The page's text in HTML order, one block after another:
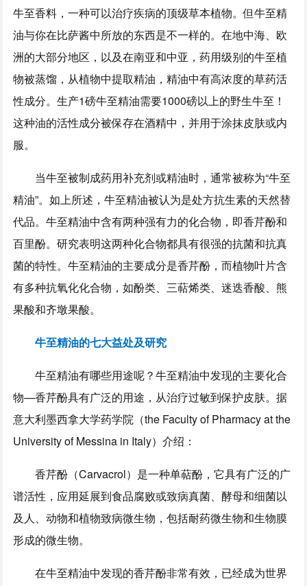
牛至香料，一种可以治疗疾病的顶级草本植物。但牛至精
油与你在比萨酱中所放的东西是不一样的。在地中海、欧
洲的大部分地区，以及在南亚和中亚，药用级别的牛至植
物被蒸馏，从植物中提取精油，精油中有高浓度的草药活
性成分。生产1磅牛至精油需要1000磅以上的野生牛至！
这种油的活性成分被保存在酒精中，并用于涂抹皮肤或内
服。
当牛至被制成药用补充剂或精油时，通常被称为“牛至
精油”。如上所述，牛至精油被认为是处方抗生素的天然替
代品。牛至精油中含有两种强有力的化合物，即香芹酚和
百里酚。研究表明这两种化合物都具有很强的抗菌和抗真
菌的特性。牛至精油的主要成分是香芹酚，而植物叶片含
有多种抗氧化化合物，如酚类、三萜烯类、迷迭香酸、熊
果酸和齐墩果酸。
牛至精油的七大益处及研究
牛至精油有哪些用途呢？牛至精油中发现的主要化合
物—香芹酚具有广泛的用途，从治疗过敏到保护皮肤。据
意大利墨西拿大学药学院（the Faculty of Pharmacy at the
University of Messina in Italy）介绍：
香芹酚（Carvacrol）是一种单萜酚，它具有广泛的广
谱活性，应用延展到食品腐败或致病真菌、酵母和细菌以
及人、动物和植物致病微生物，包括耐药微生物和生物膜
形成的微生物。
在牛至精油中发现的香芹酚非常有效，已经成为世界